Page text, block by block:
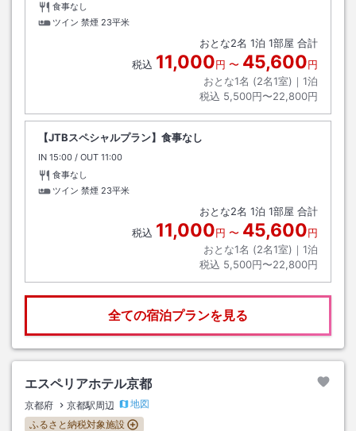
食事なし
ツイン 禁煙 23平米
おとな2名 1泊 1部屋 合計
税込 11,000円 〜 45,600円
おとな1名 (2名1室)｜ 1泊
税込 5,500円〜22,800円
【JTBスペシャルプラン】食事なし
IN チェックイン
15:00 / OUT チェックアウト
11:00
食事なし
ツイン 禁煙 23平米
おとな2名 1泊 1部屋 合計
税込 11,000円 〜 45,600円
おとな1名 (2名1室)｜ 1泊
税込 5,500円〜22,800円
全ての宿泊プランを見る
エスペリアホテル京都
京都府 京都駅周辺
地図
ふるさと納税対象施設